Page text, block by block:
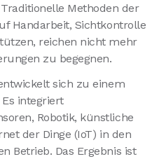
Methoden der
Handarbeit, Sichtkontrolle
reichen nicht mehr
zu begegnen.
sich zu einem
integriert
Robotik, künstliche
der Dinge (IoT) in den
Betrieb. Das Ergebnis ist